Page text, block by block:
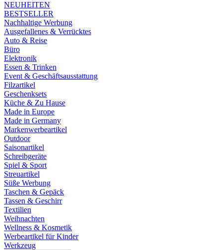
NEUHEITEN
BESTSELLER
Nachhaltige Werbung
Ausgefallenes & Verrücktes
Auto & Reise
Büro
Elektronik
Essen & Trinken
Event & Geschäftsausstattung
Filzartikel
Geschenksets
Küche & Zu Hause
Made in Europe
Made in Germany
Markenwerbeartikel
Outdoor
Saisonartikel
Schreibgeräte
Spiel & Sport
Streuartikel
Süße Werbung
Taschen & Gepäck
Tassen & Geschirr
Textilien
Weihnachten
Wellness & Kosmetik
Werbeartikel für Kinder
Werkzeug